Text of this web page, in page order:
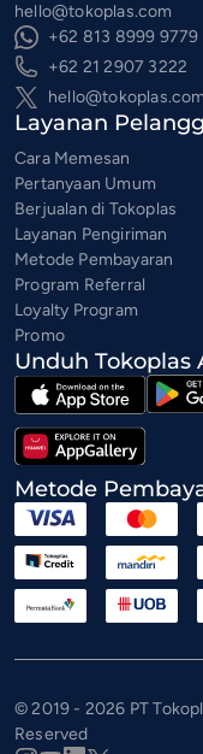
hello@tokoplas.com
+62 813 8999 9779
+62 21 2907 3222
hello@tokoplas.com
Layanan
Cara Memesan
Pertanyaan Umum
Berjualan di Tokoplas
Layanan Pengiriman
Metode Pembayaran
Program Referral
Loyalty Program
Promo
Unduh Tokoplas
Metode
© 2019 - 2026 PT
Reserved